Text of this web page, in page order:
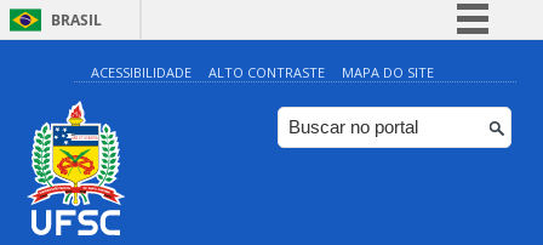
BRASIL
Simplifique!
Comunica BR
Participe
ACESSIBILIDADE ALTO CONTRASTE MAPA DO SITE